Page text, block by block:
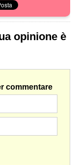
opinione è
commentare